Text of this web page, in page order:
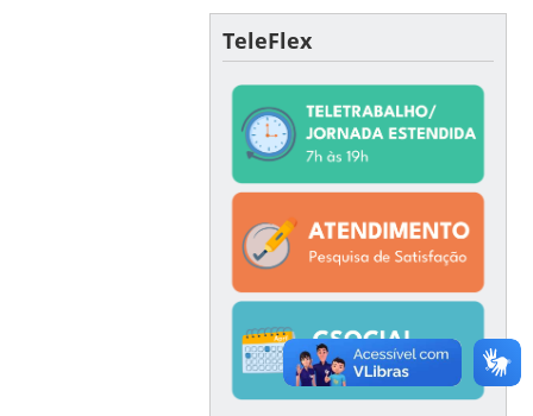
TeleFlex